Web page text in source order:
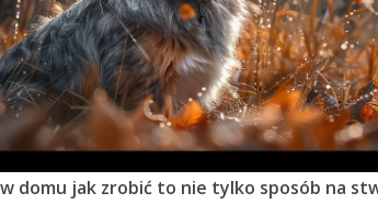
domu jak zrobić to nie tylko sposób na